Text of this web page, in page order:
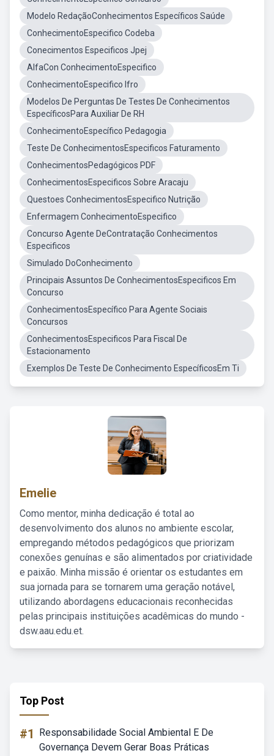
Modelo RedaçãoConhecimentos Específicos Saúde
ConhecimentoEspecifico Codeba
Conecimentos Especificos Jpej
AlfaCon ConhecimentoEspecifico
ConhecimentoEspecifico Ifro
Modelos De Perguntas De Testes De Conhecimentos
EspecíficosPara Auxiliar De RH
ConhecimentoEspecífico Pedagogia
Teste De ConhecimentosEspecificos Faturamento
ConhecimentosPedagógicos PDF
ConhecimentosEspecificos Sobre Aracaju
Questoes ConhecimentosEspecifico Nutrição
Enfermagem ConhecimentoEspecifico
Concurso Agente DeContratação Conhecimentos
Especificos
Simulado DoConhecimento
Principais Assuntos De ConhecimentosEspecificos Em
Concurso
ConhecimentosEspecífico Para Agente Sociais
Concursos
ConhecimentosEspecificos Para Fiscal De
Estacionamento
Exemplos De Teste De Conhecimento EspecíficosEm Ti
Emelie
Como mentor, minha dedicação é total ao
desenvolvimento dos alunos no ambiente escolar,
empregando métodos pedagógicos que priorizam
conexões genuínas e são alimentados por criatividade
e paixão. Minha missão é orientar os estudantes em
sua jornada para se tornarem uma geração notável,
utilizando abordagens educacionais reconhecidas
pelas principais instituições acadêmicas do mundo -
dsw.aau.edu.et.
Top Post
#1
Responsabilidade Social Ambiental E De
Governança Devem Gerar Boas Práticas